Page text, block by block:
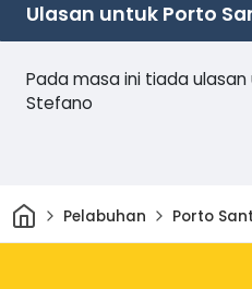
Ulasan untuk Porto
Pada masa ini tiada
Stefano
Rumah
Pelabuhan Porto